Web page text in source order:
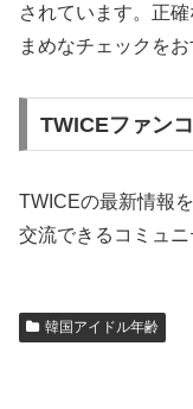
されています。正
まめなチェックをお
TWICEファン
TWICEの最新情報
交流できるコミュニ
韓国アイドル年齢